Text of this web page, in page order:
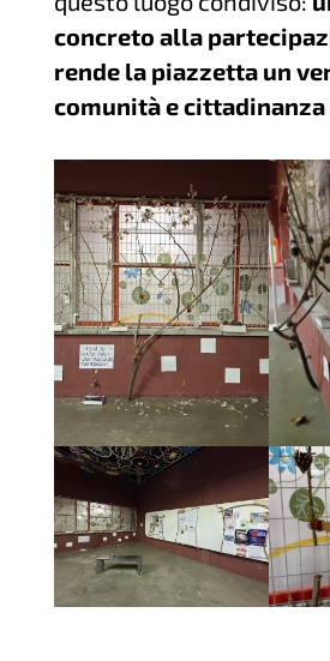
concreto alla
rende la piazzetta un
comunità e